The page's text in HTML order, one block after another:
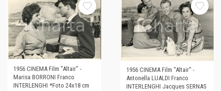
1956 CINEMA Film "Altair" -
Marisa BORRONI Franco
INTERLENGHI *Foto 24x18 cm
1956 CINEMA Film "Altair" -
Antonella LUALDI Franco
INTERLENGHI Jacques SERNAS